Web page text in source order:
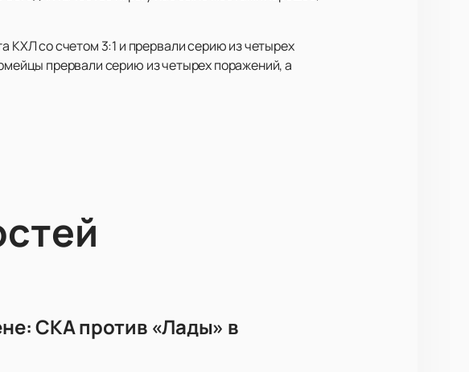
КХЛ со счетом 3:1 и прервали серию из четырех
прервали серию из четырех поражений, а
СКА против «Лады» в